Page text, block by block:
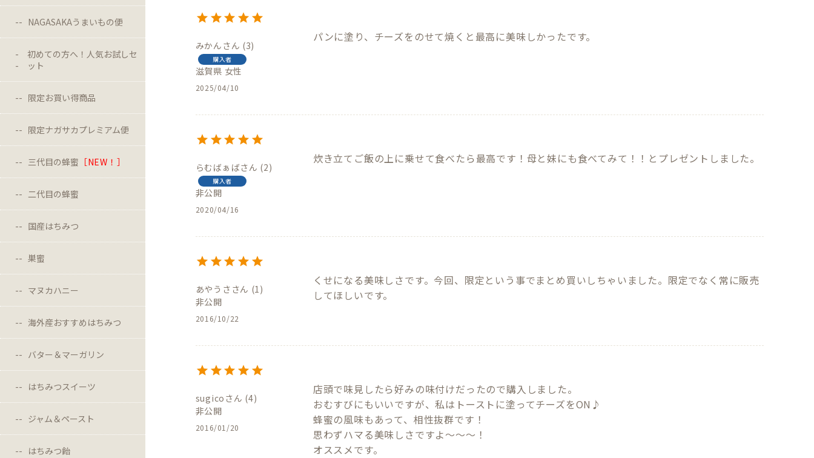
NAGASAKAうまいもの便
初めての方へ！人気お試しセ
ット
限定お買い得商品
限定ナガサカプレミアム便
三代目の蜂蜜 ［NEW！］
二代目の蜂蜜
国産はちみつ
巣蜜
マヌカハニー
海外産おすすめはちみつ
バター＆マーガリン
はちみつスイーツ
ジャム＆ペースト
はちみつ飴
みかん 3
購入者
滋賀県 女性
2025/04/10
パンに塗り、チーズをのせて焼くと最高に美味しかったです。
らむばぁば 2
購入者
非公開
2020/04/16
炊き立てご飯の上に乗せて食べたら最高です！母と妹にも食べてみて！！とプレゼントしました。
あやうさ
1
非公開
2016/10/22
くせになる美味しさです。今回、限定という事でまとめ買いしちゃいました。限定でなく常に販売
してほしいです。
sugico
4
非公開
2016/01/20
店頭で味見したら好みの味付けだったので購入しました。
おむすびにもいいですが、私はトーストに塗ってチーズをON♪
蜂蜜の風味もあって、相性抜群です！
思わずハマる美味しさですよ～～～！
オススメです。